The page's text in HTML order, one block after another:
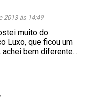
2013 às 14:49
muito do
Luxo, que ficou um
bem diferente...